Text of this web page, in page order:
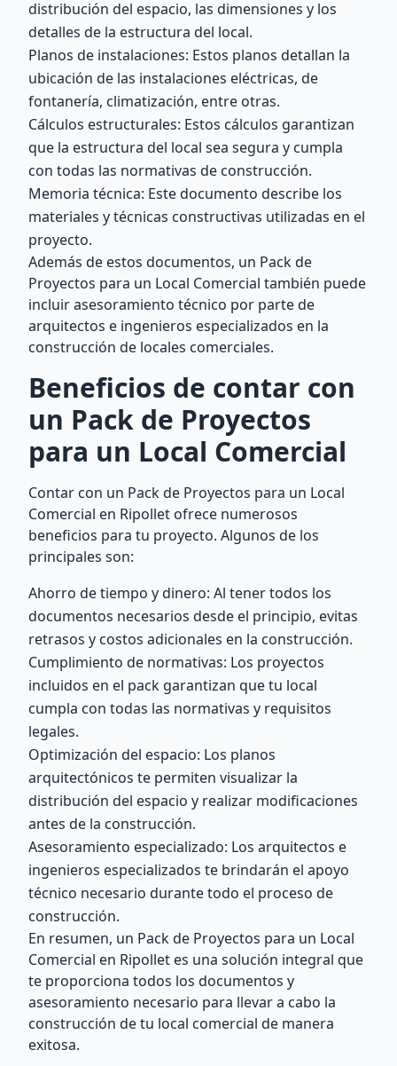
distribución del espacio, las dimensiones y los
detalles de la estructura del local.
Planos de instalaciones: Estos planos detallan la
ubicación de las instalaciones eléctricas, de
fontanería, climatización, entre otras.
Cálculos estructurales: Estos cálculos garantizan
que la estructura del local sea segura y cumpla
con todas las normativas de construcción.
Memoria técnica: Este documento describe los
materiales y técnicas constructivas utilizadas en el
proyecto.
Además de estos documentos, un Pack de
Proyectos para un Local Comercial también puede
incluir asesoramiento técnico por parte de
arquitectos e ingenieros especializados en la
construcción de locales comerciales.
Beneficios de contar con
un Pack de Proyectos
para un Local Comercial
Contar con un Pack de Proyectos para un Local
Comercial en Ripollet ofrece numerosos
beneficios para tu proyecto. Algunos de los
principales son:
Ahorro de tiempo y dinero: Al tener todos los
documentos necesarios desde el principio, evitas
retrasos y costos adicionales en la construcción.
Cumplimiento de normativas: Los proyectos
incluidos en el pack garantizan que tu local
cumpla con todas las normativas y requisitos
legales.
Optimización del espacio: Los planos
arquitectónicos te permiten visualizar la
distribución del espacio y realizar modificaciones
antes de la construcción.
Asesoramiento especializado: Los arquitectos e
ingenieros especializados te brindarán el apoyo
técnico necesario durante todo el proceso de
construcción.
En resumen, un Pack de Proyectos para un Local
Comercial en Ripollet es una solución integral que
te proporciona todos los documentos y
asesoramiento necesario para llevar a cabo la
construcción de tu local comercial de manera
exitosa.